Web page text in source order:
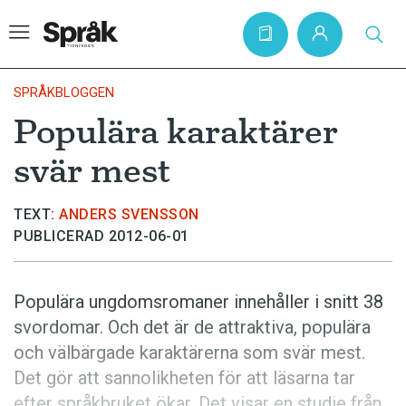
Hem
Artiklar
Krönikor
Språkfrågor
Bokrecensioner
Kviss
Podden
SPRÅKBLOGGEN
Populära karaktärer
svär mest
TEXT: ANDERS SVENSSON
PUBLICERAD 2012-06-01
Populära ungdomsromaner innehåller i snitt 38
svordomar. Och det är de attraktiva, populära
och välbärgade karaktärerna som svär mest.
Det gör att sannolikheten för att läsarna tar